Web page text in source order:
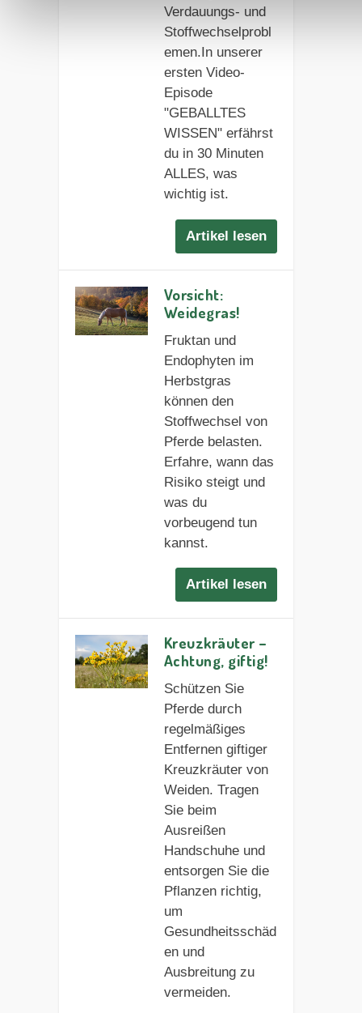
Verdauungs- und
Stoffwechselprobl
emen.In unserer
ersten Video-
Episode
"GEBALLTES
WISSEN" erfährst
du in 30 Minuten
ALLES, was
wichtig ist.
Artikel lesen
Vorsicht:
Weidegras!
Fruktan und
Endophyten im
Herbstgras
können den
Stoffwechsel von
Pferde belasten.
Erfahre, wann das
Risiko steigt und
was du
vorbeugend tun
kannst.
Artikel lesen
Kreuzkräuter –
Achtung, giftig!
Schützen Sie
Pferde durch
regelmäßiges
Entfernen giftiger
Kreuzkräuter von
Weiden. Tragen
Sie beim
Ausreißen
Handschuhe und
entsorgen Sie die
Pflanzen richtig,
um
Gesundheitsschäd
en und
Ausbreitung zu
vermeiden.